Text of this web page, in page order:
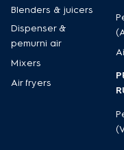
Blenders & juicers
Dispenser &
pemurni air
Mixers
Air fryers